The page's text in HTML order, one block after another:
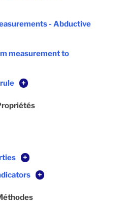
- Abductive
measurement to
+
+
+